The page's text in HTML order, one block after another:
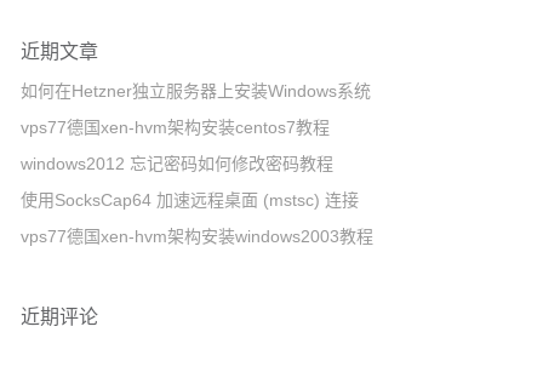
近期文章
如何在Hetzner独立服务器上安装Windows系统
vps77德国xen-hvm架构安装centos7教程
windows2012 忘记密码如何修改密码教程
使用SocksCap64 加速远程桌面 (mstsc) 连接
vps77德国xen-hvm架构安装windows2003教程
近期评论